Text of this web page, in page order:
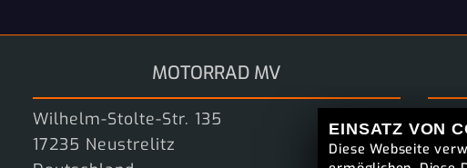
MOTORRAD MV
Wilhelm-Stolte-Str. 135
17235 Neustrelitz
EINSATZ VON
Diese Webseite